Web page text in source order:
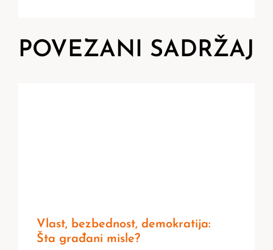
POVEZANI SADRŽAJ
Vlast, bezbednost, demokratija:
Šta građani misle?